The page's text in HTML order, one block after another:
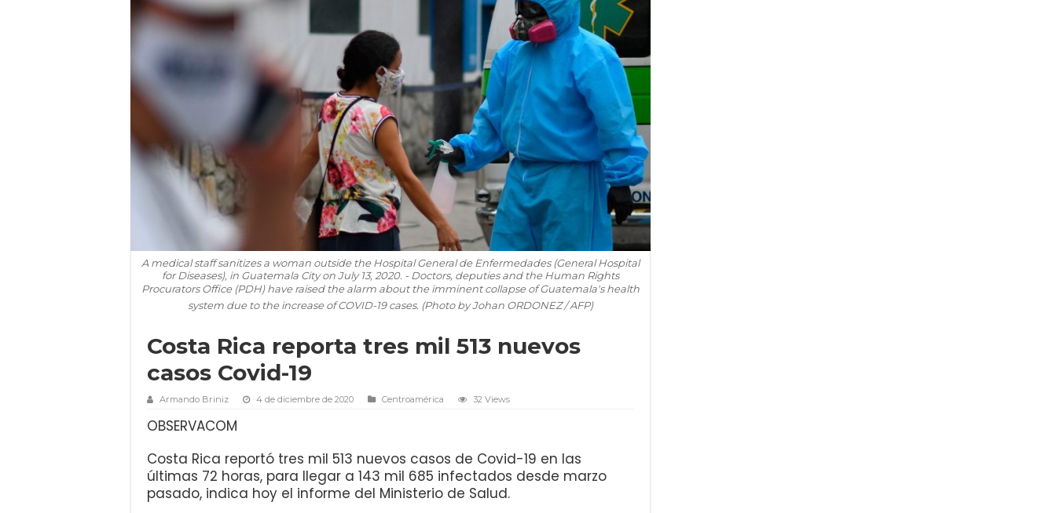
A medical staff sanitizes a woman outside the Hospital General de Enfermedades (General Hospital
for Diseases), in Guatemala City on July 13, 2020. - Doctors, deputies and the Human Rights
Procurators Office (PDH) have raised the alarm about the imminent collapse of Guatemala's health
system due to the increase of COVID-19 cases. (Photo by Johan ORDONEZ / AFP)
Costa Rica reporta tres mil 513 nuevos
casos Covid-19
Armando Briniz 4 de diciembre de 2020 Centroamérica 32 Views
OBSERVACOM
Costa Rica reportó tres mil 513 nuevos casos de Covid-19 en las
últimas 72 horas, para llegar a 143 mil 685 infectados desde marzo
pasado, indica hoy el informe del Ministerio de Salud.